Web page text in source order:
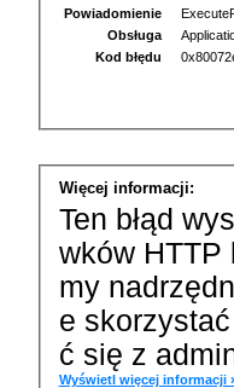
Powiadomienie
Obsługa
Kod błędu
Więcej informacji:
Ten błąd
wków HTTP
my
e
ć się z
Wyświetl więcej informacji